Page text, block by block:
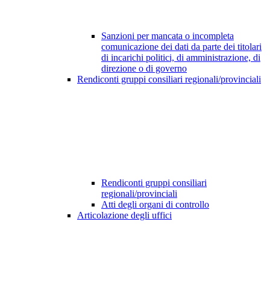
Sanzioni per mancata o incompleta
comunicazione dei dati da parte dei titolari
di incarichi politici, di amministrazione, di
direzione o di governo
Rendiconti gruppi consiliari regionali/provinciali
Rendiconti gruppi consiliari
regionali/provinciali
Atti degli organi di controllo
Articolazione degli uffici